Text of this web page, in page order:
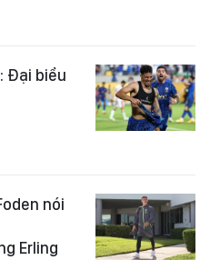
Đại biểu
nói
Erling